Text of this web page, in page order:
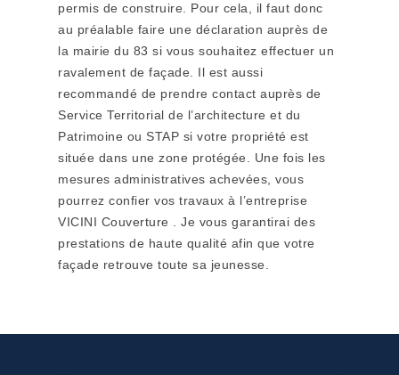
permis de construire. Pour cela, il faut donc
au préalable faire une déclaration auprès de
la mairie du 83 si vous souhaitez effectuer un
ravalement de façade. Il est aussi
recommandé de prendre contact auprès de
Service Territorial de l’architecture et du
Patrimoine ou STAP si votre propriété est
située dans une zone protégée. Une fois les
mesures administratives achevées, vous
pourrez confier vos travaux à l’entreprise
VICINI Couverture . Je vous garantirai des
prestations de haute qualité afin que votre
façade retrouve toute sa jeunesse.